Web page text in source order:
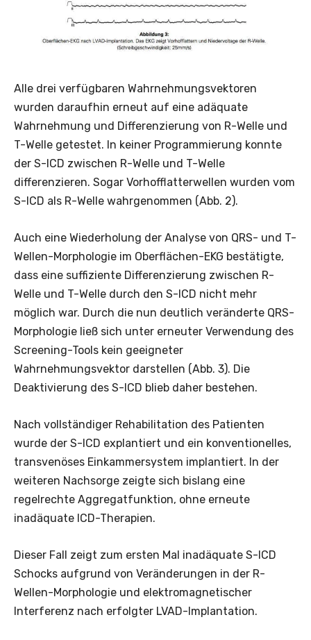
Alle drei verfügbaren Wahrnehmungsvektoren
wurden daraufhin erneut auf eine adäquate
Wahrnehmung und Differenzierung von R-Welle und
T-Welle getestet. In keiner Programmierung konnte
der S-ICD zwischen R-Welle und T-Welle
differenzieren. Sogar Vorhofflatterwellen wurden vom
S-ICD als R-Welle wahrgenommen (Abb. 2).
Auch eine Wiederholung der Analyse von QRS- und T-
Wellen-Morphologie im Oberflächen-EKG bestätigte,
dass eine suffiziente Differenzierung zwischen R-
Welle und T-Welle durch den S-ICD nicht mehr
möglich war. Durch die nun deutlich veränderte QRS-
Morphologie ließ sich unter erneuter Verwendung des
Screening-Tools kein geeigneter
Wahrnehmungsvektor darstellen (Abb. 3). Die
Deaktivierung des S-ICD blieb daher bestehen.
Nach vollständiger Rehabilitation des Patienten
wurde der S-ICD explantiert und ein konventionelles,
transvenöses Einkammersystem implantiert. In der
weiteren Nachsorge zeigte sich bislang eine
regelrechte Aggregatfunktion, ohne erneute
inadäquate ICD-Therapien.
Dieser Fall zeigt zum ersten Mal inadäquate S-ICD
Schocks aufgrund von Veränderungen in der R-
Wellen-Morphologie und elektromagnetischer
Interferenz nach erfolgter LVAD-Implantation.